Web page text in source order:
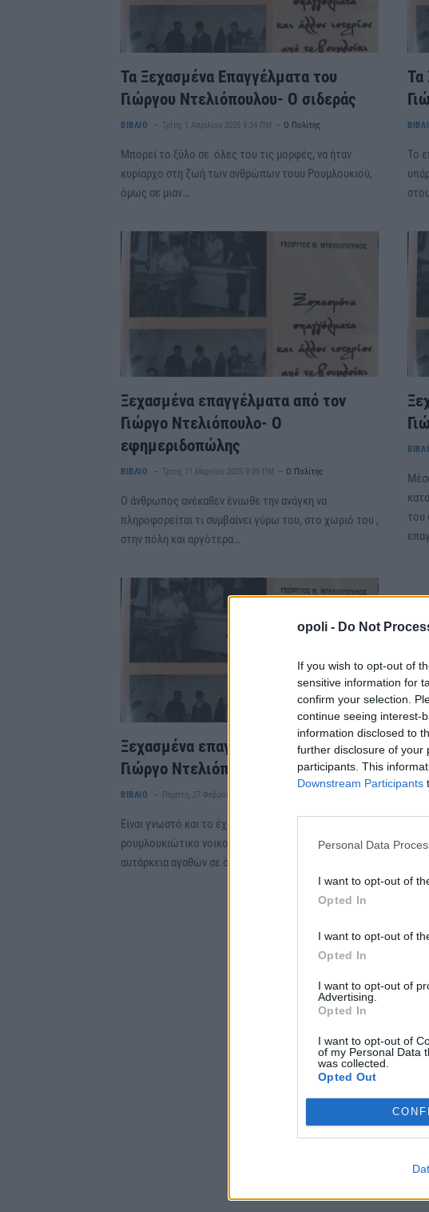
opoli - Do Not
If you wish to opt-out of
sensitive information for
confirm your selection.
continue seeing interest-
information disclosed to
further disclosure of your
participants. This
Downstream Participants
Personal Data
I want to opt-out of
Opted In
I want to opt-out of
Opted In
I want to opt-out of
Advertising.
Opted In
I want to opt-out of
of my Personal Data
was collected.
Opted Out
Τα Ξεχασμένα Επαγγέλματα του
Γιώργου Ντελιόπουλου- Ο σιδεράς
ΒΙΒΛΙΟ Τρίτη, 1 Απριλίου 2025 9:34 ΠΜ Ο Πολίτης
Μπορεί το ξύλο σε όλες του τις μορφές, να ήταν
κυρίαρχο στη ζωή των ανθρώπων τουυ Ρουμλουκιού,
όμως σε μιαν…
Τα
Το
Ξεχασμένα επαγγέλματα από τον
Γιώργο Ντελιόπουλο- Ο
εφημεριδοπώλης
ΒΙΒΛΙΟ Τρίτη, 11 Μαρτίου 2025 9:05 ΠΜ Ο Πολίτης
Ο άνθρωπος ανέκαθεν ένιωθε την ανάγκη να
πληροφορείται τι συμβαίνει γύρω του, στο χωριό του ,
στην πόλη και αργότερα…
του
Ξεχασμένα επαγγέλματα από τον
Γιώργο Ντελιόπουλο- Ο μπάιος
ΒΙΒΛΙΟ Πέμπτη, 27 Φεβρουαρίου 2025 12:06 ΜΜ
Είναι γνωστό και το έχω τονίσει πολλές φορές ότι το
ρουμλουκιώτικο νοικοκυριό παρουσίαζε μιαν
αυτάρκεια αγαθών σε όλους τους τομείς,…